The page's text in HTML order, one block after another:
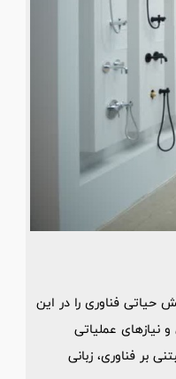
حیاتی فناوری را در این
عملیاتی
بر فناوری، زبانی